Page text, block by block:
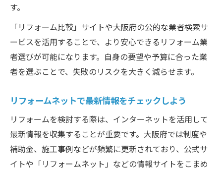
す。
「リフォーム比較」サイトや大阪府の公的な業者検索サ
ービスを活用することで、より安心できるリフォーム業
者選びが可能になります。自身の要望や予算に合った業
者を選ぶことで、失敗のリスクを大きく減らせます。
リフォームネットで最新情報をチェックしよう
リフォームを検討する際は、インターネットを活用して
最新情報を収集することが重要です。大阪府では制度や
補助金、施工事例などが頻繁に更新されており、公式サ
イトや「リフォームネット」などの情報サイトをこまめ